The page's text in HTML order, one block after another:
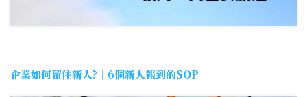
企業如何留住新人?｜6個新人報到的SOP